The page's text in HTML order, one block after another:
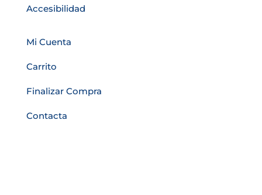
Accesibilidad
Mi Cuenta
Carrito
Finalizar Compra
Contacta